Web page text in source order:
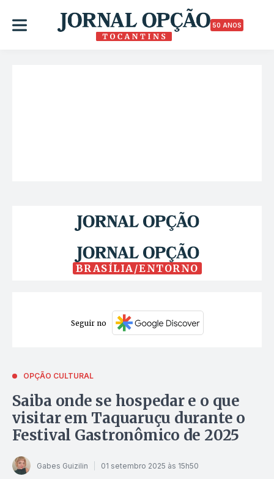
50 ANOS
BRASÍLIA/ENTORNO
Seguir no
OPÇÃO CULTURAL
Saiba onde se hospedar e o que
visitar em Taquaruçu durante o
Festival Gastronômico de 2025
Gabes Guizilin 01 setembro 2025 às 15h50